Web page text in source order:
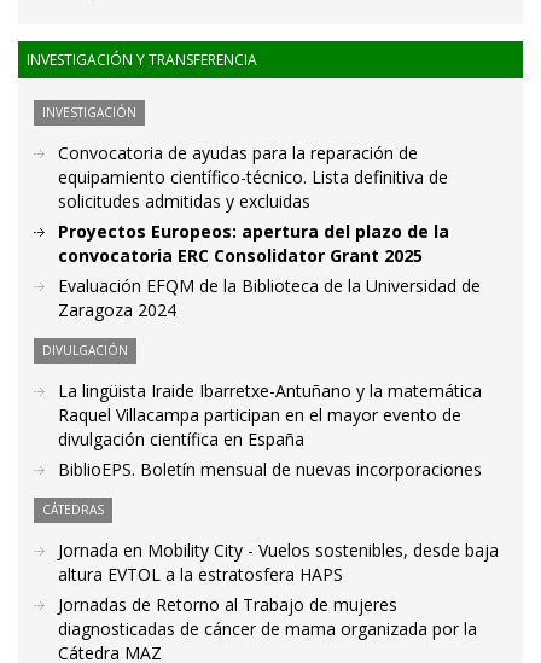
INVESTIGACIÓN Y TRANSFERENCIA
INVESTIGACIÓN
Convocatoria de ayudas para la reparación de
equipamiento científico-técnico. Lista definitiva de
solicitudes admitidas y excluidas
Proyectos Europeos: apertura del plazo de la
convocatoria ERC Consolidator Grant 2025
Evaluación EFQM de la Biblioteca de la Universidad de
Zaragoza 2024
DIVULGACIÓN
La lingüista Iraide Ibarretxe-Antuñano y la matemática
Raquel Villacampa participan en el mayor evento de
divulgación científica en España
BiblioEPS. Boletín mensual de nuevas incorporaciones
CÁTEDRAS
Jornada en Mobility City - Vuelos sostenibles, desde baja
altura EVTOL a la estratosfera HAPS
Jornadas de Retorno al Trabajo de mujeres
diagnosticadas de cáncer de mama organizada por la
Cátedra MAZ